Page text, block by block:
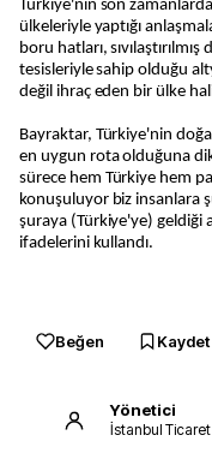
Türkiye'nin son
ülkeleriyle yaptığı
boru hatları,
tesisleriyle sahip olduğu
değil ihraç eden bir ülke
Bayraktar, Türkiye'nin
en uygun rota olduğuna
sürece hem Türkiye hem
konuşuluyor biz insanlara
şuraya (Türkiye'ye) geldiği
ifadelerini kullandı.
Beğen Kaydet
Yönetici
İstanbul